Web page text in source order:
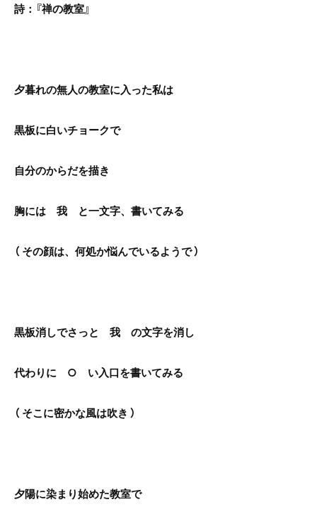
詩：『禅の教室』
夕暮れの無人の教室に入った私は
黒板に白いチョークで
自分のからだを描き
胸には 我 と一文字、書いてみる
（ その顔は、何処か悩んでいるようで ）
黒板消しでさっと 我 の文字を消し
代わりに ○ い入口を書いてみる
（ そこに密かな風は吹き ）
夕陽に染まり始めた教室で